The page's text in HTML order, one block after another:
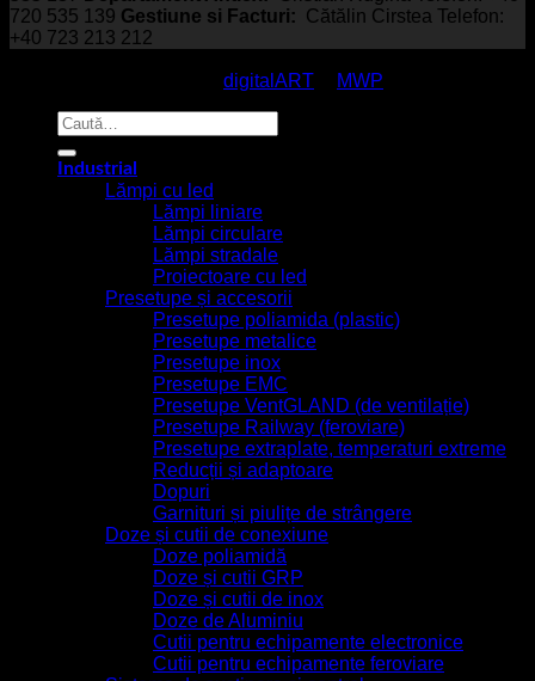
720 535 139 Gestiune si Facturi: Cătălin Cirstea Telefon:
+40 723 213 212
digitalART
MWP
Caută
după:
Industrial
Lămpi cu led
Lămpi liniare
Lămpi circulare
Lămpi stradale
Proiectoare cu led
Presetupe și accesorii
Presetupe poliamida (plastic)
Presetupe metalice
Presetupe inox
Presetupe EMC
Presetupe VentGLAND (de ventilație)
Presetupe Railway (feroviare)
Presetupe extraplate, temperaturi extreme
Reducții și adaptoare
Dopuri
Garnituri și piulițe de strângere
Doze și cutii de conexiune
Doze poliamidă
Doze și cutii GRP
Doze și cutii de inox
Doze de Aluminiu
Cutii pentru echipamente electronice
Cutii pentru echipamente feroviare